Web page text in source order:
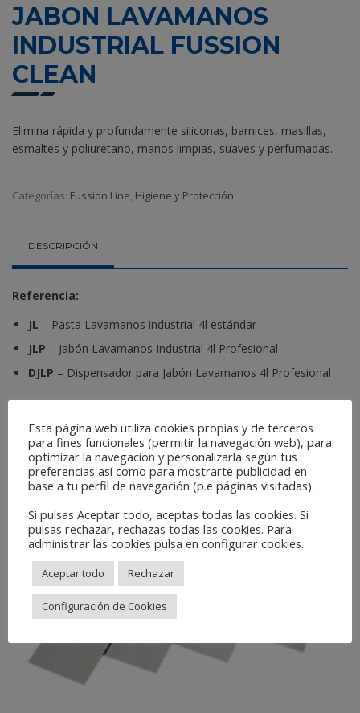
JABON LAVAMANOS
INDUSTRIAL FUSSION
CLEAN
Elimina rápida y profundamente siliconas, barnices, masillas,
esmaltes y poliuretano, manos limpias, suaves y perfumadas.
Categorías: Fussion Line Higiene y Protección
DESCRIPCIÓN
Referencia:
JL – Pasta Lavamanos industrial 4l estándar
JLP – Jabón Lavamanos Industrial 4l Profesional
DJLP – Dispensador para Jabón Lavamanos 4l Profesional
Esta página web utiliza cookies propias y de terceros
para fines funcionales (permitir la navegación web), para
optimizar la navegación y personalizarla según tus
preferencias así como para mostrarte publicidad en
base a tu perfil de navegación (p.e páginas visitadas).
Si pulsas Aceptar todo, aceptas todas las cookies. Si
pulsas rechazar, rechazas todas las cookies. Para
administrar las cookies pulsa en configurar cookies.
Aceptar todo Rechazar
Configuración de Cookies